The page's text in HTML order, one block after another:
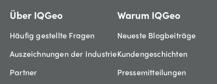
Über IQGeo
Häufig gestellte Fragen
Auszeichnungen der Industrie
Partner
Warum IQGeo
Neueste Blogbeiträge
Kundengeschichten
Pressemitteilungen